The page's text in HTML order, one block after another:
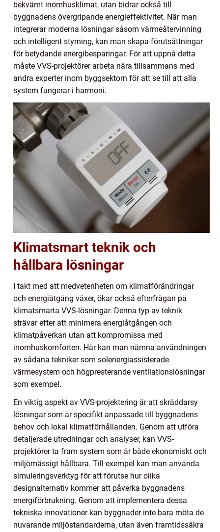
bekvämt inomhusklimat, utan bidrar också till
byggnadens övergripande energieffektivitet. När man
integrerar moderna lösningar såsom värmeåtervinning
och intelligent styrning, kan man skapa förutsättningar
för betydande energibesparingar. För att uppnå detta
måste VVS-projektörer arbeta nära tillsammans med
andra experter inom byggsektorn för att se till att alla
system fungerar i harmoni.
Klimatsmart teknik och
hållbara lösningar
I takt med att medvetenheten om klimatförändringar
och energiåtgång växer, ökar också efterfrågan på
klimatsmarta VVS-lösningar. Denna typ av teknik
strävar efter att minimera energiåtgången och
klimatpåverkan utan att kompromissa med
inomhuskomforten. Här kan man nämna användningen
av sådana tekniker som solenergiassisterade
värmesystem och högpresterande ventilationslösningar
som exempel.
En viktig aspekt av VVS-projektering är att skräddarsy
lösningar som är specifikt anpassade till byggnadens
behov och lokal klimatförhållanden. Genom att utföra
detaljerade utredningar och analyser, kan VVS-
projektörer ta fram system som är både ekonomiskt och
miljömässigt hållbara. Till exempel kan man använda
simuleringsverktyg för att förutse hur olika
designalternativ kommer att påverka byggnadens
energiförbrukning. Genom att implementera dessa
tekniska innovationer kan byggnader inte bara möta de
nuvarande miljöstandarderna, utan även framtidssäkra